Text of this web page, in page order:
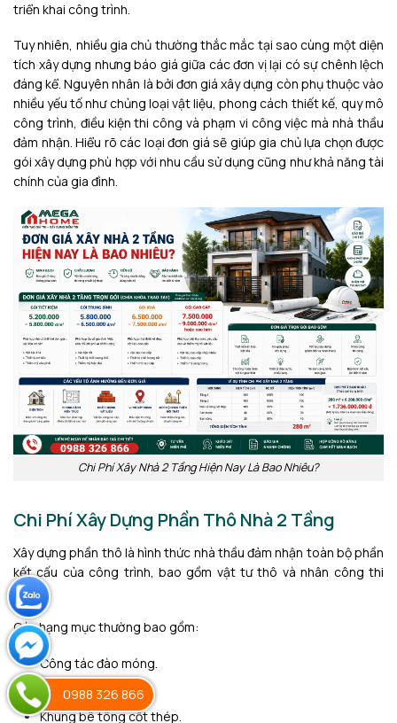
triển khai công trình.
Tuy nhiên, nhiều gia chủ thường thắc mắc tại sao cùng một diện
tích xây dựng nhưng báo giá giữa các đơn vị lại có sự chênh lệch
đáng kể. Nguyên nhân là bởi đơn giá xây dựng còn phụ thuộc vào
nhiều yếu tố như chủng loại vật liệu, phong cách thiết kế, quy mô
công trình, điều kiện thi công và phạm vi công việc mà nhà thầu
đảm nhận. Hiểu rõ các loại đơn giá sẽ giúp gia chủ lựa chọn được
gói xây dựng phù hợp với nhu cầu sử dụng cũng như khả năng tài
chính của gia đình.
Chi Phí Xây Nhà 2 Tầng Hiện Nay Là Bao Nhiêu?
Chi Phí Xây Dựng Phần Thô Nhà 2 Tầng
Xây dựng phần thô là hình thức nhà thầu đảm nhận toàn bộ phần
kết cấu của công trình, bao gồm vật tư thô và nhân công thi
công.
Các hạng mục thường bao gồm:
Công tác đào móng.
Thi công móng.
Khung bê tông cốt thép.
0988 326 866